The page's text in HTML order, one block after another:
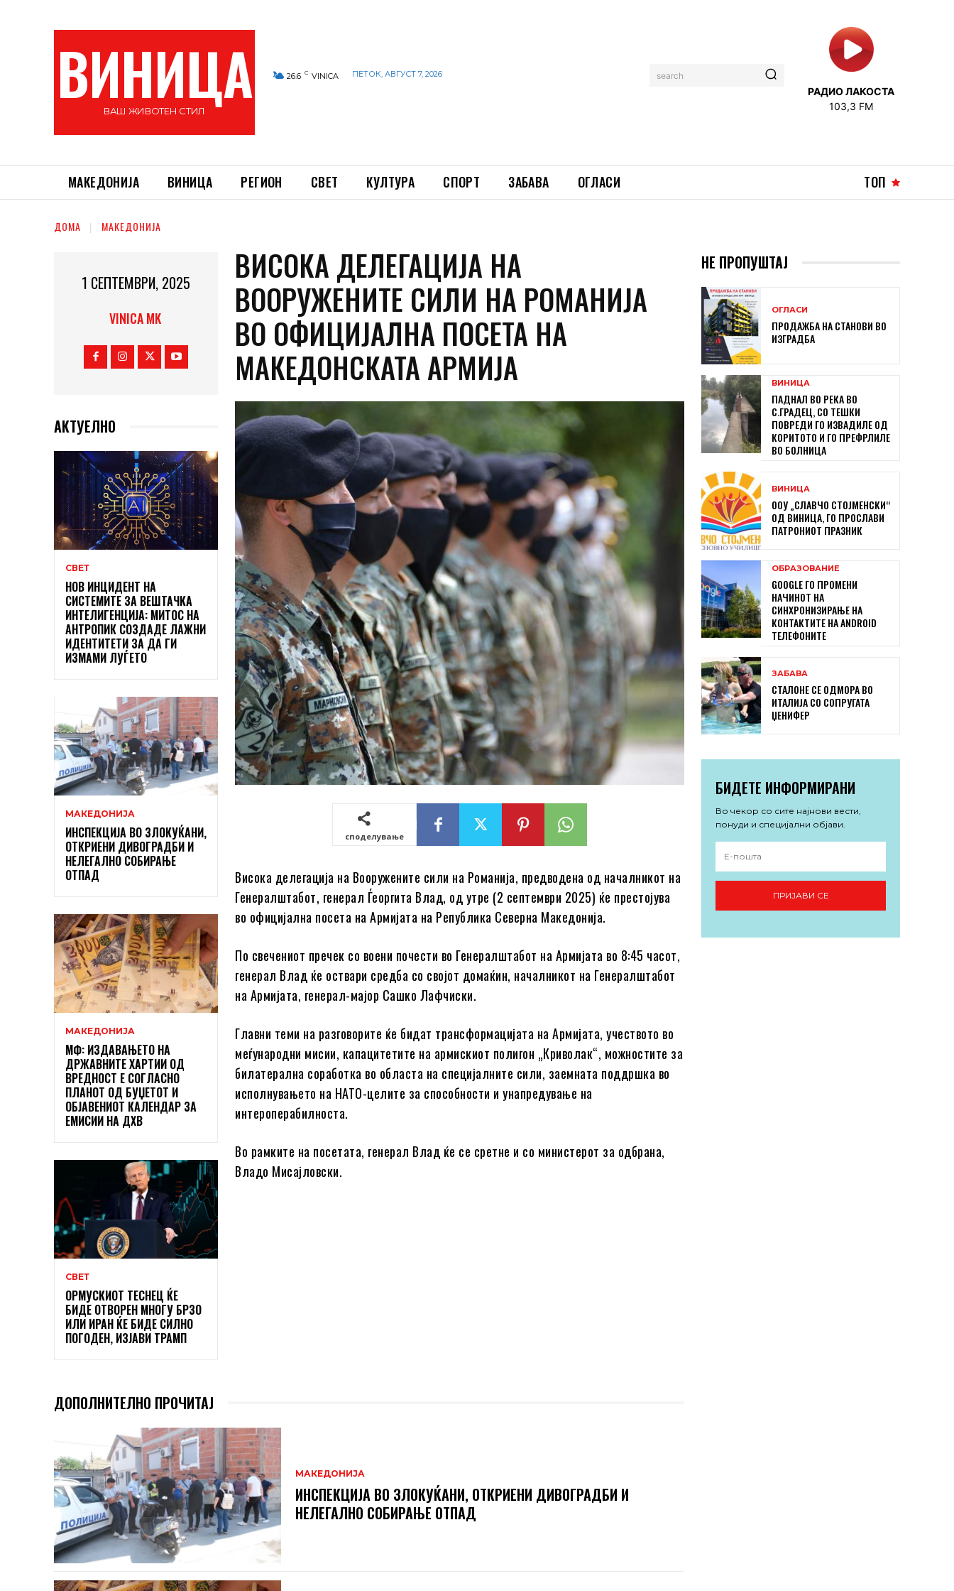
ВИНИЦА
ВАШ ЖИВОТЕН СТИЛ
26.6 C VINICA ПЕТОК, АВГУСТ 7, 2026 search
РАДИО ЛАКОСТА
103,3 FM
МАКЕДОНИЈА ВИНИЦА РЕГИОН СВЕТ КУЛТУРА СПОРТ ЗАБАВА ОГЛАСИ ТОП
ДОМА МАКЕДОНИЈА
1 СЕПТЕМВРИ, 2025
VINICA MK
АКТУЕЛНО
СВЕТ
НОВ ИНЦИДЕНТ НА
СИСТЕМИТЕ ЗА ВЕШТАЧКА
ИНТЕЛИГЕНЦИЈА: МИТОС НА
АНТРОПИК СОЗДАДЕ ЛАЖНИ
ИДЕНТИТЕТИ ЗА ДА ГИ
ИЗМАМИ ЛУЃЕТО
МАКЕДОНИЈА
ИНСПЕКЦИЈА ВО ЗЛОКУЌАНИ,
ОТКРИЕНИ ДИВОГРАДБИ И
НЕЛЕГАЛНО СОБИРАЊЕ
ОТПАД
МАКЕДОНИЈА
МФ: ИЗДАВАЊЕТО НА
ДРЖАВНИТЕ ХАРТИИ ОД
ВРЕДНОСТ Е СОГЛАСНО
ПЛАНОТ ОД БУЏЕТОТ И
ОБЈАВЕНИОТ КАЛЕНДАР ЗА
ЕМИСИИ НА ДХВ
СВЕТ
ОРМУСКИОТ ТЕСНЕЦ ЌЕ
БИДЕ ОТВОРЕН МНОГУ БРЗО
ИЛИ ИРАН ЌЕ БИДЕ СИЛНО
ПОГОДЕН, ИЗЈАВИ ТРАМП
ВИСОКА ДЕЛЕГАЦИЈА НА
ВООРУЖЕНИТЕ СИЛИ НА РОМАНИЈА
ВО ОФИЦИЈАЛНА ПОСЕТА НА
МАКЕДОНСКАТА АРМИЈА
споделување
Висока делегација на Вооружените сили на Романија, предводена од началникот на
Генералштабот, генерал Ѓеоргита Влад, од утре (2 септември 2025) ќе престојува
во официјална посета на Армијата на Република Северна Македонија.
По свечениот пречек со воени почести во Генералштабот на Армијата во 8:45 часот,
генерал Влад ќе оствари средба со својот домаќин, началникот на Генералштабот
на Армијата, генерал-мајор Сашко Лафчиски.
Главни теми на разговорите ќе бидат трансформацијата на Армијата, учеството во
меѓународни мисии, капацитетите на армискиот полигон „Криволак“, можностите за
билатерална соработка во областа на специјалните сили, заемната поддршка во
исполнувањето на НАТО-целите за способности и унапредување на
интероперабилноста.
Во рамките на посетата, генерал Влад ќе се сретне и со министерот за одбрана,
Владо Мисајловски.
ДОПОЛНИТЕЛНО ПРОЧИТАЈ
МАКЕДОНИЈА
ИНСПЕКЦИЈА ВО ЗЛОКУЌАНИ, ОТКРИЕНИ ДИВОГРАДБИ И
НЕЛЕГАЛНО СОБИРАЊЕ ОТПАД
НЕ ПРОПУШТАЈ
ОГЛАСИ
ПРОДАЖБА НА СТАНОВИ ВО
ИЗГРАДБА
ВИНИЦА
ПАДНАЛ ВО РЕКА ВО
С.ГРАДЕЦ, СО ТЕШКИ
ПОВРЕДИ ГО ИЗВАДИЛЕ ОД
КОРИТОТО И ГО ПРЕФРЛИЛЕ
ВО БОЛНИЦА
ВИНИЦА
ООУ „СЛАВЧО СТОЈМЕНСКИ“
ОД ВИНИЦА, ГО ПРОСЛАВИ
ПАТРОНИОТ ПРАЗНИК
ОБРАЗОВАНИЕ
GOOGLE ГО ПРОМЕНИ
НАЧИНОТ НА
СИНХРОНИЗИРАЊЕ НА
КОНТАКТИТЕ НА ANDROID
ТЕЛЕФОНИТЕ
ЗАБАВА
СТАЛОНЕ СЕ ОДМОРА ВО
ИТАЛИЈА СО СОПРУГАТА
ЏЕНИФЕР
БИДЕТЕ ИНФОРМИРАНИ
Во чекор со сите најнови вести,
понуди и специјални објави.
ПРИЈАВИ СЕ